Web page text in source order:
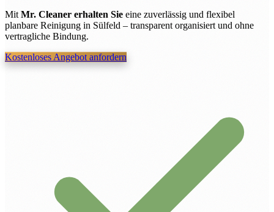
Mit Mr. Cleaner erhalten Sie eine zuverlässig und flexibel
planbare Reinigung in Sülfeld – transparent organisiert und ohne
vertragliche Bindung.
Kostenloses Angebot anfordern